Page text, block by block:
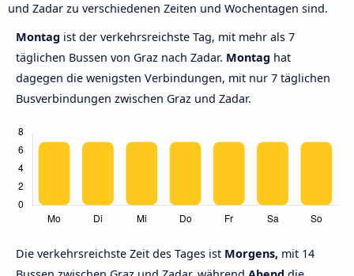
und Zadar zu verschiedenen Zeiten und Wochentagen sind.
Montag ist der verkehrsreichste Tag, mit mehr als 7
täglichen Bussen von Graz nach Zadar. Montag hat
dagegen die wenigsten Verbindungen, mit nur 7 täglichen
Busverbindungen zwischen Graz und Zadar.
Die verkehrsreichste Zeit des Tages ist Morgens, mit 14